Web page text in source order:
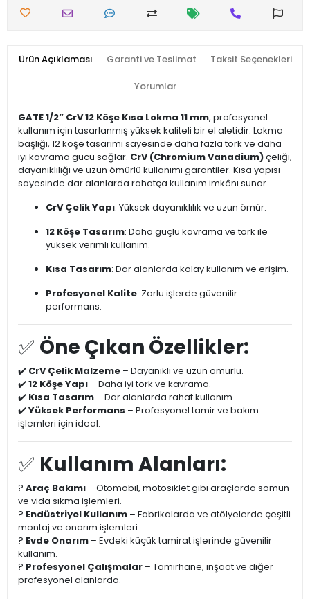
Ürün Açıklaması Garanti ve Teslimat Taksit Seçenekleri
Yorumlar
GATE 1/2” CrV 12 Köşe Kısa Lokma 11 mm, profesyonel
kullanım için tasarlanmış yüksek kaliteli bir el aletidir. Lokma
başlığı, 12 köşe tasarımı sayesinde daha fazla tork ve daha
iyi kavrama gücü sağlar. CrV (Chromium Vanadium)çeliği,
dayanıklılığı ve uzun ömürlü kullanımı garantiler. Kısa yapısı
sayesinde dar alanlarda rahatça kullanım imkânı sunar.
CrV Çelik Yapı: Yüksek dayanıklılık ve uzun ömür.
12 Köşe Tasarım: Daha güçlü kavrama ve tork ile
yüksek verimli kullanım.
Kısa Tasarım: Dar alanlarda kolay kullanım ve erişim.
Profesyonel Kalite: Zorlu işlerde güvenilir
performans.
✅ Öne Çıkan Özellikler:
✔️ CrV Çelik Malzeme – Dayanıklı ve uzun ömürlü.
✔️12 Köşe Yapı – Daha iyi tork ve kavrama.
✔️ Kısa Tasarım – Dar alanlarda rahat kullanım.
✔️Yüksek Performans – Profesyonel tamir ve bakım
işlemleri için ideal.
✅ Kullanım Alanları:
? Araç Bakımı – Otomobil, motosiklet gibi araçlarda somun
ve vida sıkma işlemleri.
? Endüstriyel Kullanım – Fabrikalarda ve atölyelerde çeşitli
montaj ve onarım işlemleri.
? Evde Onarım – Evdeki küçük tamirat işlerinde güvenilir
kullanım.
?️ Profesyonel Çalışmalar – Tamirhane, inşaat ve diğer
profesyonel alanlarda.